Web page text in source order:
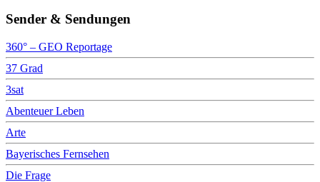
Sender & Sendungen
360° – GEO Reportage
37 Grad
3sat
Abenteuer Leben
Arte
Bayerisches Fernsehen
Die Frage